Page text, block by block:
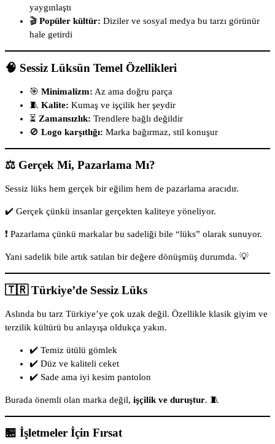
yaygınlaştı
🎬 Popüler kültür: Diziler ve sosyal medya bu tarzı görünür
hale getirdi
🧠 Sessiz Lüksün Temel Özellikleri
🎯 Minimalizm: Az ama doğru parça
🧵 Kalite: Kumaş ve işçilik her şeydir
⏳ Zamansızlık: Trendlere bağlı değildir
🚫 Logo karşıtlığı: Marka bağırmaz, stil konuşur
⚖️ Gerçek Mi, Pazarlama Mı?
Sessiz lüks hem gerçek bir eğilim hem de pazarlama aracıdır.
✔️ Gerçek çünkü insanlar gerçekten kaliteye yöneliyor.
❗ Pazarlama çünkü markalar bu sadeliği bile “lüks” olarak sunuyor.
Yani sadelik bile artık satılan bir değere dönüşmüş durumda. 💡
🇹🇷 Türkiye’de Sessiz Lüks
Aslında bu tarz Türkiye’ye çok uzak değil. Özellikle klasik giyim ve
terzilik kültürü bu anlayışa oldukça yakın.
✔️ Temiz ütülü gömlek
✔️ Düz ve kaliteli ceket
✔️ Sade ama iyi kesim pantolon
Burada önemli olan marka değil, işçilik ve duruştur. 🧵
🏪 İşletmeler İçin Fırsat